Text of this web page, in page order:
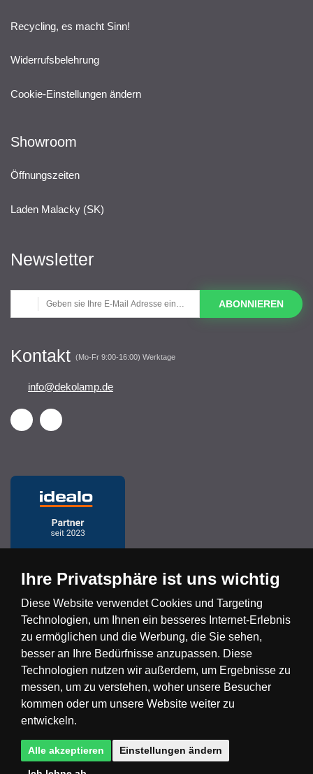
Recycling, es macht Sinn!
Widerrufsbelehrung
Cookie-Einstellungen ändern
Showroom
Öffnungszeiten
Laden Malacky (SK)
Newsletter
ABONNIEREN
Kontakt (Mo-Fr 9:00-16:00) Werktage
info@dekolamp.de
Česká republika Slovensko Deutschland
Magyarország Österreich België
Nederland
Ihre Privatsphäre ist uns wichtig
Diese Website verwendet Cookies und Targeting
Technologien, um Ihnen ein besseres Internet-Erlebnis
zu ermöglichen und die Werbung, die Sie sehen,
besser an Ihre Bedürfnisse anzupassen. Diese
Technologien nutzen wir außerdem, um Ergebnisse zu
messen, um zu verstehen, woher unsere Besucher
kommen oder um unsere Website weiter zu
entwickeln.
Alle akzeptieren Einstellungen ändern